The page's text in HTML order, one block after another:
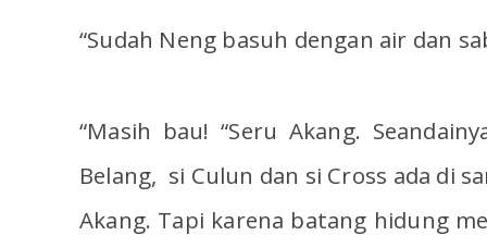
“Sudah Neng basuh dengan air dan
“Masih bau! “Seru Akang.
Belang, si Culun dan si Cross ada di
Akang. Tapi karena batang hidung